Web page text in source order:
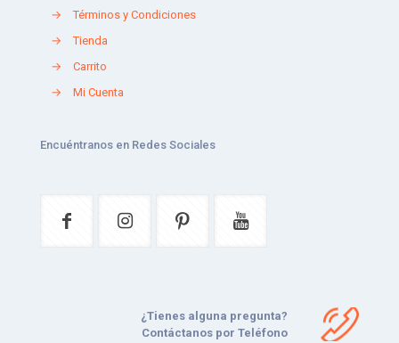
→
Términos y Condiciones
→
Tienda
→
Carrito
→
Mi Cuenta
Encuéntranos en Redes Sociales
¿Tienes alguna pregunta?
Contáctanos por Teléfono